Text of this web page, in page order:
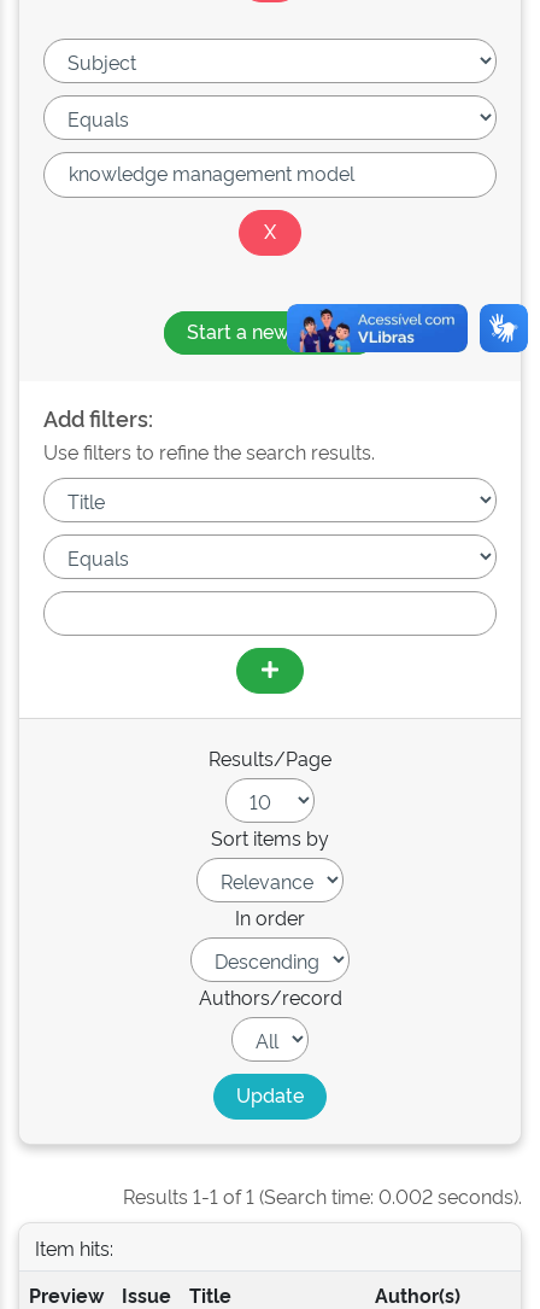
Start a new search
Add filters:
Use filters to refine the search results.
Results/Page
Sort items by
In order
Authors/record
Results 1-1 of 1 (Search time: 0.002 seconds).
Item hits:
Preview
Issue
Title Author(s)